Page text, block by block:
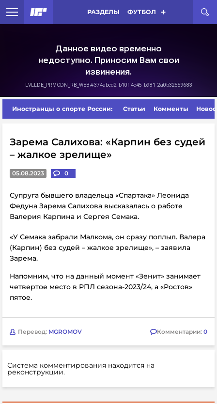
РАЗДЕЛЫ ФУТБОЛ
Иностранцы о спорте России: Статьи Комменты
Зарема Салихова: «Карпин без судей
– жалкое зрелище»
05.08.2023 0
Супруга бывшего владельца «Спартака» Леонида
Федуна Зарема Салихова высказалась о работе
Валерия Карпина и Сергея Семака.
«У Семака забрали Малкома, он сразу поплыл. Валера
(Карпин) без судей – жалкое зрелище», – заявила
Зарема.
Напомним, что на данный момент «Зенит» занимает
четвертое место в РПЛ сезона-2023/24, а «Ростов»
пятое.
Перевод: MGROMOV Комментарии: 0
Система комментирования находится на
реконструкции.